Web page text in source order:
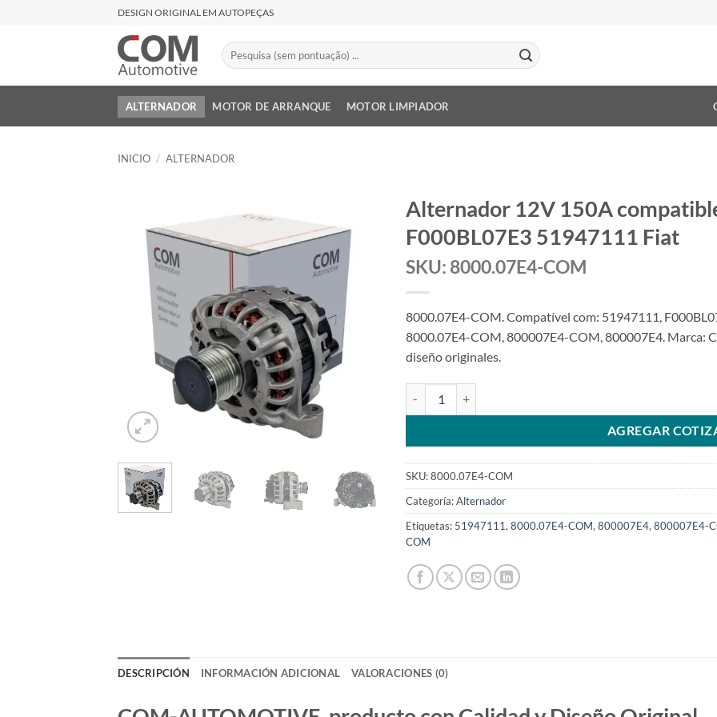
DESIGN ORIGINAL EM AUTOPEÇAS
Buscar
por:
ALTERNADOR MOTOR DE ARRANQUE MOTOR LIMPIADOR
INICIO / ALTERNADOR
Alternador 12V 150A
F000BL07E3 51947111 Fiat
SKU: 8000.07E4-COM
8000.07E4-COM. Compatível com: 51947111,
8000.07E4-COM, 800007E4-COM, 800007E4. Marca:
diseño originales.
AGREGAR
SKU:8000.07E4-COM
Categoría:Alternador
Etiquetas: 51947111, 8000.07E4-COM, 800007E4, 800007E4-
COM
DESCRIPCIÓN INFORMACIÓN ADICIONAL VALORACIONES (0)